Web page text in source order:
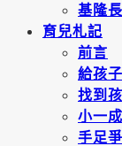
基隆
育兒札記
前言
給孩
找到
小一
手足